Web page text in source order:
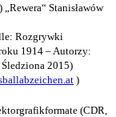
Stanisławów
Rozgrywki
1914 – Autorzy:
2015)
)
(CDR,